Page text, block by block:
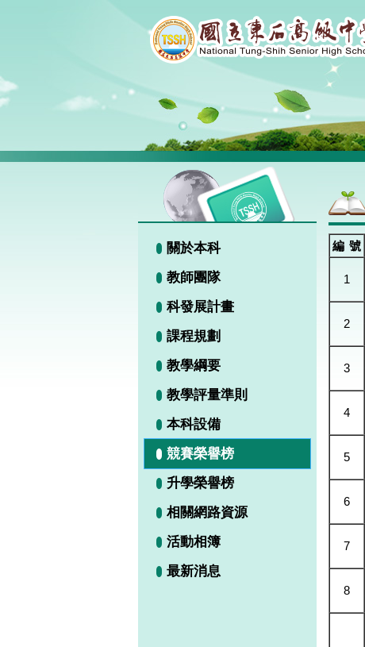
關於本科
教師團隊
科發展計畫
課程規劃
教學綱要
教學評量準則
本科設備
競賽榮譽榜
升學榮譽榜
相關網路資源
活動相簿
最新消息
編 號
1
2
3
4
5
6
7
8